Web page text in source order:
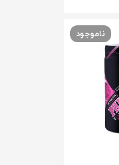
ناموجود